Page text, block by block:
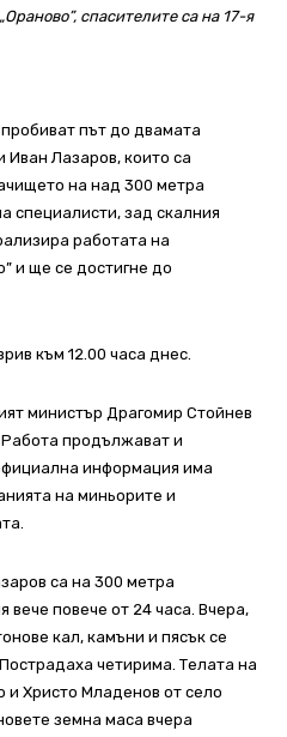
спасителите са на 17-я
път до двамата
Лазаров, които са
на над 300 метра
специалисти, зад скалния
работата на
и ще се достигне до
към 12.00 часа днес.
министър Драгомир Стойнев
продължават и
информация има
на миньорите и
са на 300 метра
вече повече от 24 часа. Вчера,
кал, камъни и пясък се
четирима. Телата на
и Христо Младенов от село
земна маса вчера